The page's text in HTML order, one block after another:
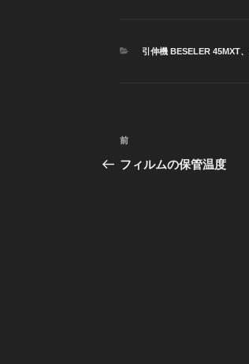
カ
引伸機 BESELER 45MXT、
投
稿
前
の
前
フィルムの保管温度